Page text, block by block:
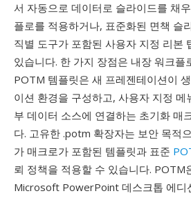
서 자동으로 데이터로 슬라이드를 채
플로를 적용하거나, 표준화된 면책 슬
직별 도구가 포함된 사용자 지정 리본
있습니다. 한 가지 장점은 내장 워크
POTM 템플릿은 새 프레젠테이션이
이션 환경을 구성하고, 사용자 지정 메
부 데이터 소스에 연결하는 초기화 매
다. 고유한 .potm 확장자는 보안 목적
가 매크로가 포함된 템플릿과 표준
뢰 정책을 적용할 수 있습니다. POTM
Microsoft PowerPoint 데스크톱 에디